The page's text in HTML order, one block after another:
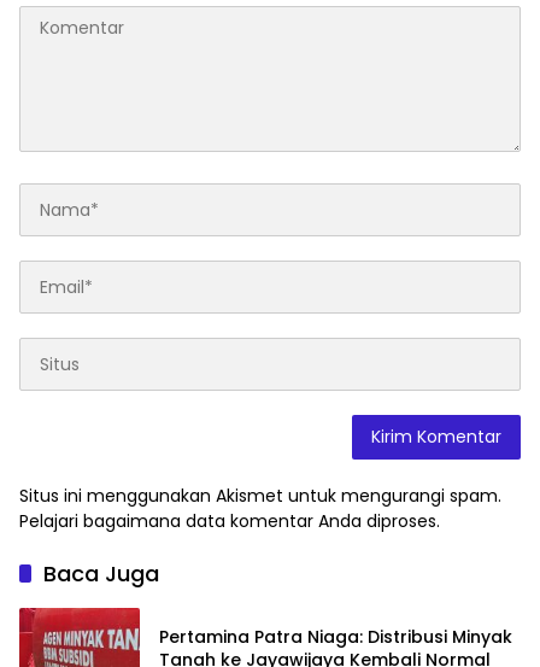
Situs ini menggunakan Akismet untuk mengurangi spam.
Pelajari bagaimana data komentar Anda diproses.
Baca Juga
Pertamina Patra Niaga: Distribusi Minyak
Tanah ke Jayawijaya Kembali Normal